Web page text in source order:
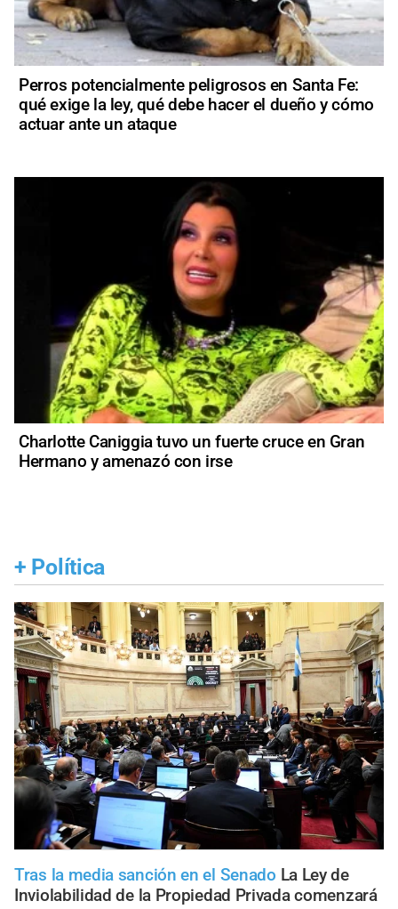
Perros potencialmente peligrosos en Santa Fe:
qué exige la ley, qué debe hacer el dueño y cómo
actuar ante un ataque
Charlotte Caniggia tuvo un fuerte cruce en Gran
Hermano y amenazó con irse
+ Política
Tras la media sanción en el Senado La Ley de
Inviolabilidad de la Propiedad Privada comenzará